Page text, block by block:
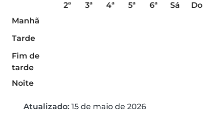
2ª 3ª 4ª 5ª 6ª Sá
Do
Manhã
Tarde
Fim de
tarde
Noite
Atualizado: 15 de maio de 2026